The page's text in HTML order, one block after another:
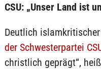
CSU: „Unser Land ist
Deutlich
der Schwesterpartei
christlich geprägt“,